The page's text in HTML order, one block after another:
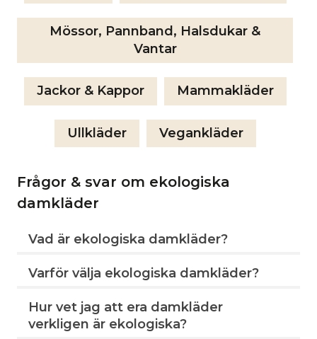
Mössor, Pannband, Halsdukar &
Vantar
Jackor & Kappor Mammakläder
Ullkläder Vegankläder
Frågor & svar om ekologiska
damkläder
Vad är ekologiska damkläder?
Varför välja ekologiska damkläder?
Hur vet jag att era damkläder
verkligen är ekologiska?